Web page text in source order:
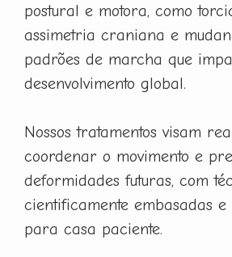
postural e motora, como
assimetria craniana e
padrões de marcha que
desenvolvimento global.
Nossos tratamentos visam
coordenar o movimento e
deformidades futuras, com
cientificamente embasadas e
para casa paciente.